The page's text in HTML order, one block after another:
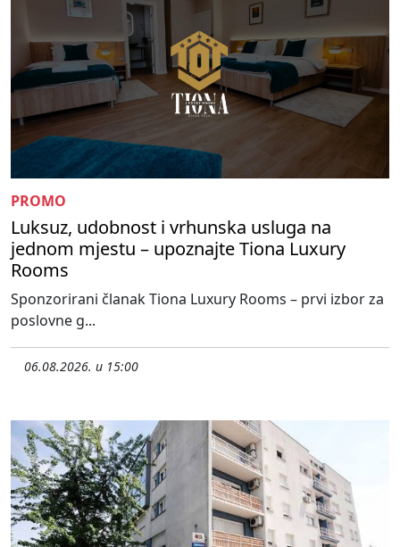
PROMO
Luksuz, udobnost i vrhunska usluga na
jednom mjestu – upoznajte Tiona Luxury
Rooms
Sponzorirani članak Tiona Luxury Rooms – prvi izbor za
poslovne g...
06.08.2026. u 15:00